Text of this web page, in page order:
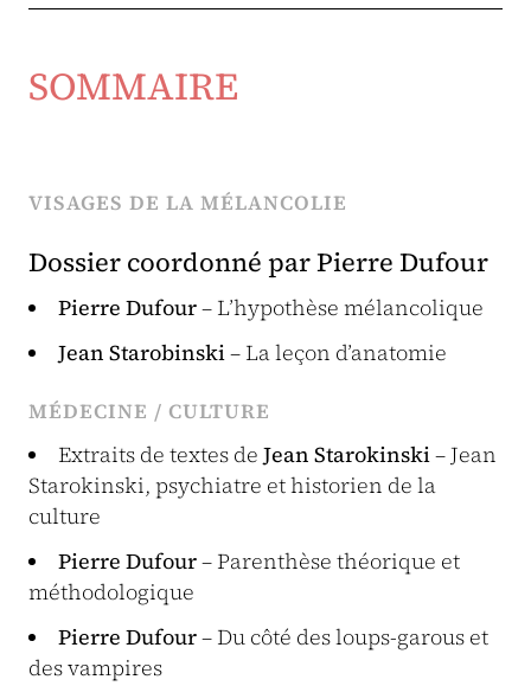
SOMMAIRE
VISAGES DE LA MÉLANCOLIE
Dossier coordonné par Pierre Dufour
Pierre Dufour– L’hypothèse mélancolique
Jean Starobinski– La leçon d’anatomie
MÉDECINE / CULTURE
Extraits de textes de Jean Starokinski– Jean
Starokinski, psychiatre et historien de la
culture
Pierre Dufour– Parenthèse théorique et
méthodologique
Pierre Dufour– Du côté des loups-garous et
des vampires